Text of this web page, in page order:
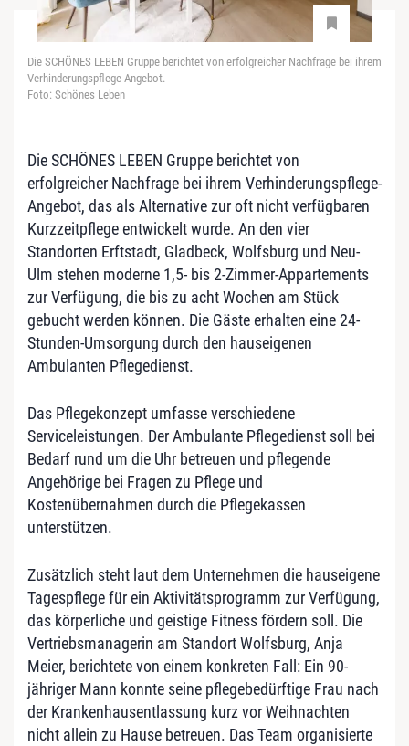
Die SCHÖNES LEBEN Gruppe berichtet von erfolgreicher Nachfrage bei ihrem
Verhinderungspflege-Angebot.
Foto: Schönes Leben
Die SCHÖNES LEBEN Gruppe berichtet von
erfolgreicher Nachfrage bei ihrem Verhinderungspflege-
Angebot, das als Alternative zur oft nicht verfügbaren
Kurzzeitpflege entwickelt wurde. An den vier
Standorten Erftstadt, Gladbeck, Wolfsburg und Neu-
Ulm stehen moderne 1,5- bis 2-Zimmer-Appartements
zur Verfügung, die bis zu acht Wochen am Stück
gebucht werden können. Die Gäste erhalten eine 24-
Stunden-Umsorgung durch den hauseigenen
Ambulanten Pflegedienst.
Das Pflegekonzept umfasse verschiedene
Serviceleistungen. Der Ambulante Pflegedienst soll bei
Bedarf rund um die Uhr betreuen und pflegende
Angehörige bei Fragen zu Pflege und
Kostenübernahmen durch die Pflegekassen
unterstützen.
Zusätzlich steht laut dem Unternehmen die hauseigene
Tagespflege für ein Aktivitätsprogramm zur Verfügung,
das körperliche und geistige Fitness fördern soll. Die
Vertriebsmanagerin am Standort Wolfsburg, Anja
Meier, berichtete von einem konkreten Fall: Ein 90-
jähriger Mann konnte seine pflegebedürftige Frau nach
der Krankenhausentlassung kurz vor Weihnachten
nicht allein zu Hause betreuen. Das Team organisierte